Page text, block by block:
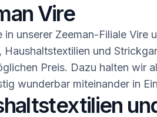
Vire
in unserer Zeeman-Filiale Vire
Haushaltstextilien und
Preis. Dazu halten wir
wunderbar miteinander in